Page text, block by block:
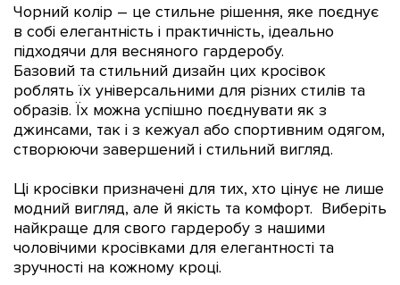
Чорний колір – це стильне рішення, яке поєднує
в собі елегантність і практичність, ідеально
підходячи для весняного гардеробу.
Базовий та стильний дизайн цих кросівок
роблять їх універсальними для різних стилів та
образів. Їх можна успішно поєднувати як з
джинсами, так і з кежуал або спортивним одягом,
створюючи завершений і стильний вигляд.
Ці кросівки призначені для тих, хто цінує не лише
модний вигляд, але й якість та комфорт. Виберіть
найкраще для свого гардеробу з нашими
чоловічими кросівками для елегантності та
зручності на кожному кроці.